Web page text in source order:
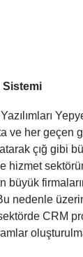
Sistemi
ve her geçen
çığ gibi
hizmet
büyük
nedenle
CRM